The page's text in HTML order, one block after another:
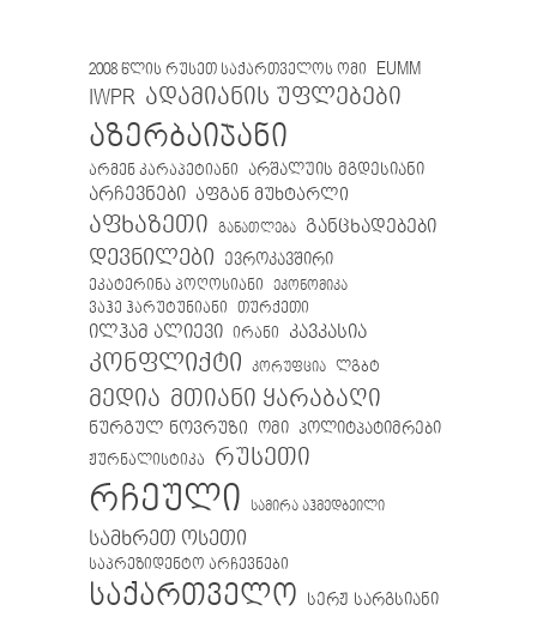
2008 წლის რუსეთ საქართველოს ომი EUMM
IWPR ადამიანის უფლებები
აზერბაიჯანი
არმენ კარაპეტიანი არშალუის მგდესიანი
არჩევნები აფგან მუხტარლი
აფხაზეთი განათლება განცხადებები
დევნილები
ევროკავშირი
ეკატერინა პოღოსიანი
ეკონომიკა
ვაჰე ჰარუტუნიანი თურქეთი
ილჰამ ალიევი ირანი კავკასია
კონფლიქტი კორუფცია ლგბტ
მედია მთიანი ყარაბაღი
ნურგულ ნოვრუზი ომი პოლიტპატიმრები
ჟურნალისტიკა
რუსეთი
რჩეული სამირა აჰმედბეილი
სამხრეთ ოსეთი
საპრეზიდენტო არჩევნები
საქართველო სერჟ სარგსიანი